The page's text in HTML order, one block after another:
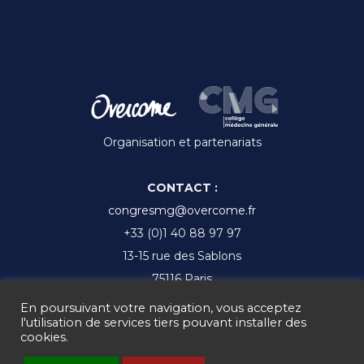
Organisation et partenariats
CONTACT :
congresmg@overcome.fr
+33 (0)1 40 88 97 97
13-15 rue des Sablons
75116 Paris
En poursuivant votre navigation, vous acceptez
l'utilisation de services tiers pouvant installer des
cookies.